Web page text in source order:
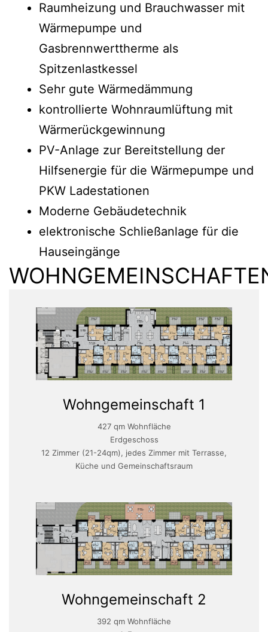
Raumheizung und Brauchwasser mit
Wärmepumpe und
Gasbrennwerttherme als
Spitzenlastkessel
Sehr gute Wärmedämmung
kontrollierte Wohnraumlüftung mit
Wärmerückgewinnung
PV-Anlage zur Bereitstellung der
Hilfsenergie für die Wärmepumpe und
PKW Ladestationen
Moderne Gebäudetechnik
elektronische Schließanlage für die
Hauseingänge
Wohngemeinschaft 1
427 qm Wohnfläche
Erdgeschoss
12 Zimmer (21-24qm), jedes Zimmer mit Terrasse,
Küche und Gemeinschaftsraum
Wohngemeinschaft 2
392 qm Wohnfläche